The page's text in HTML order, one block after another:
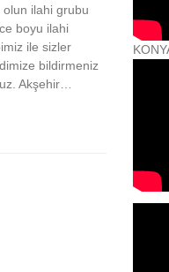
ilahi grubu
boyu ilahi
ile sizler
bildirmeniz
Akşehir…